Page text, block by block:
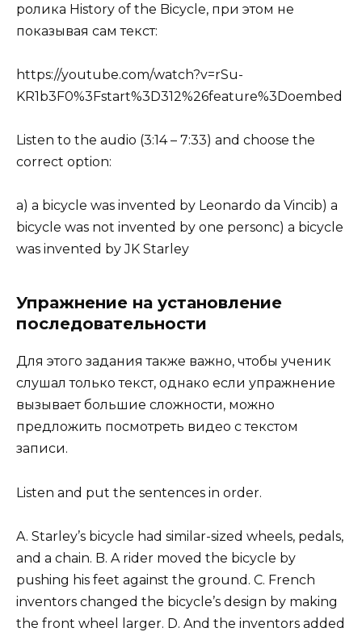
ролика History of the Bicycle, при этом не
показывая сам текст:
https://youtube.com/watch?v=rSu-
KR1b3F0%3Fstart%3D312%26feature%3Doembed
Listen to the audio (3:14 – 7:33) and choose the
correct option:
a) a bicycle was invented by Leonardo da Vincib) a
bicycle was not invented by one personc) a bicycle
was invented by JK Starley
Упражнение на установление
последовательности
Для этого задания также важно, чтобы ученик
слушал только текст, однако если упражнение
вызывает большие сложности, можно
предложить посмотреть видео с текстом
записи.
Listen and put the sentences in order.
A. Starley’s bicycle had similar-sized wheels, pedals,
and a chain. B. A rider moved the bicycle by
pushing his feet against the ground. C. French
inventors changed the bicycle’s design by making
the front wheel larger. D. And the inventors added